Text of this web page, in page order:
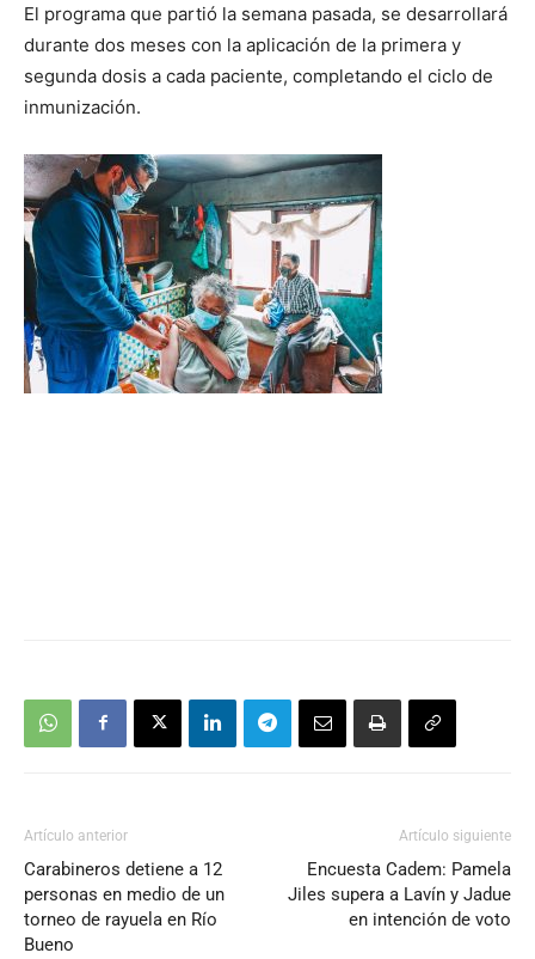
El programa que partió la semana pasada, se desarrollará
durante dos meses con la aplicación de la primera y
segunda dosis a cada paciente, completando el ciclo de
inmunización.
Artículo anterior
Carabineros detiene a 12
personas en medio de un
torneo de rayuela en Río
Bueno
Artículo siguiente
Encuesta Cadem: Pamela
Jiles supera a Lavín y Jadue
en intención de voto